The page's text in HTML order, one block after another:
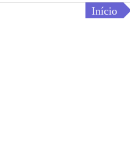
Início